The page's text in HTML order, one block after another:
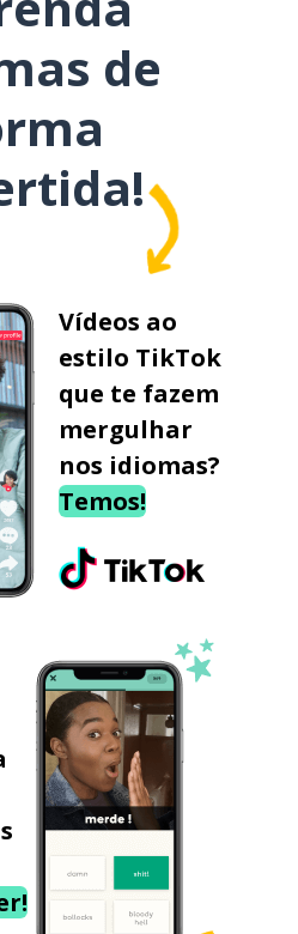
de
Vídeos ao
estilo TikTok
que te fazem
mergulhar
nos idiomas?
Temos!